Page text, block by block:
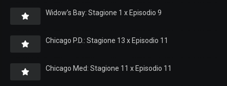
Widow’s Bay: Stagione 1 x Episodio 9
Chicago P.D.: Stagione 13 x Episodio 11
Chicago Med: Stagione 11 x Episodio 11